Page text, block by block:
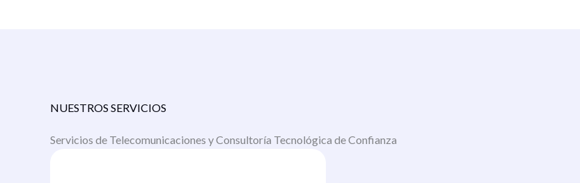
NUESTROS SERVICIOS
Servicios de Telecomunicaciones y Consultoría Tecnológica de Confianza